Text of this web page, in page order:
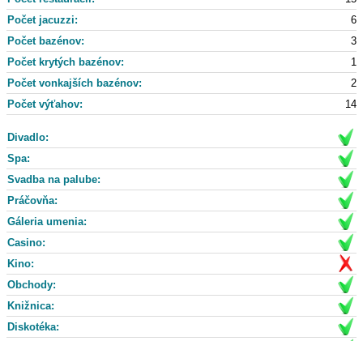
Počet jacuzzi:
6
Počet bazénov:
3
Počet krytých bazénov:
1
Počet vonkajších bazénov:
2
Počet výťahov:
14
Divadlo:
Spa:
Svadba na palube:
Práčovňa:
Gáleria umenia:
Casino:
Kino:
Obchody:
Knižnica:
Diskotéka: